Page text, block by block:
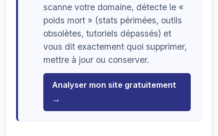
scanne votre domaine, détecte le «
poids mort » (stats périmées, outils
obsolètes, tutoriels dépassés) et
vous dit exactement quoi supprimer,
mettre à jour ou conserver.
Analyser mon site gratuitement
→